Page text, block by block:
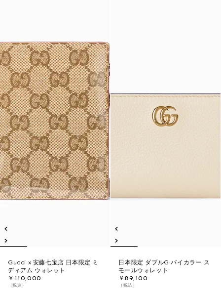
Gucci x 安藤七宝店 日本限定 ミ
ディアム ウォレット
￥110,000
（税込）
日本限定 ダブルG バイカラー ス
モールウォレット
￥89,100
（税込）